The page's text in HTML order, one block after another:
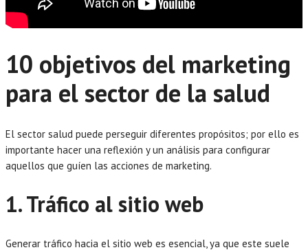
10 objetivos del marketing
para el sector de la salud
El sector salud puede perseguir diferentes propósitos; por ello es
importante hacer una reflexión y un análisis para configurar
aquellos que guíen las acciones de marketing.
1. Tráfico al sitio web
Generar tráfico hacia el sitio web es esencial, ya que este suele